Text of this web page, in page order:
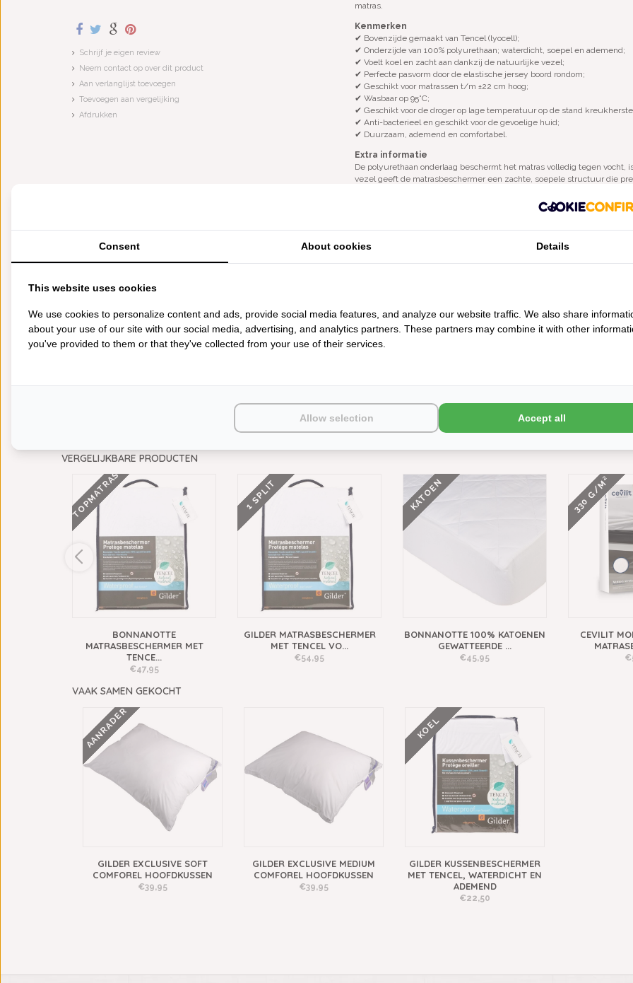
Schrijf je eigen review
Neem contact op over dit product
Aan verlanglijst toevoegen
Toevoegen aan vergelijking
Afdrukken
matras.
Kenmerken
✔ Bovenzijde gemaakt van Tencel (lyocell);
✔ Onderzijde van 100% polyurethaan; waterdicht, soepel en ademend;
✔ Voelt koel en zacht aan dankzij de natuurlijke vezel;
✔ Perfecte pasvorm door de elastische jersey boord rondom;
✔ Geschikt voor matrassen t/m ±22 cm hoog;
✔ Wasbaar op 95°C;
✔ Geschikt voor de droger op lage temperatuur op de stand
✔ Anti-bacterieel en geschikt voor de gevoelige huid;
✔ Duurzaam, ademend en comfortabel.
Extra informatie
De polyurethaan onderlaag beschermt het matras volledig tegen
vezel geeft de matrasbeschermer een zachte, soepele structuur die
Wassen op 95°C; geschikt voor de droger op lage temperatuur op de
Er is momenteel sprake van een overgangsfase in de verpakking van
naam Gilder als de nieuwe verpakking met de naam Bonnanotte erop
onverminderd hoogstaand en identiek aan wat u gewend bent van
VERGELIJKBARE PRODUCTEN
TOPMATRAS
BONNANOTTE
MATRASBESCHERMER MET
TENCE...
€47,95
1 SPLIT
GILDER MATRASBESCHERMER
MET TENCEL VO...
€54,95
KATOEN
BONNANOTTE 100% KATOENEN
GEWATTEERDE ...
€45,95
330 G/M²
CEVILIT
VAAK SAMEN GEKOCHT
AANRADER
GILDER EXCLUSIVE SOFT
COMFOREL HOOFDKUSSEN
€39,95
GILDER EXCLUSIVE MEDIUM
COMFOREL HOOFDKUSSEN
€39,95
KOEL
GILDER KUSSENBESCHERMER
MET TENCEL, WATERDICHT EN
ADEMEND
€22,50
Consent About cookies Details
This website uses cookies
We use cookies to personalize content and ads, provide social media features, and analyze our website traffic. We also share
about your use of our site with our social media, advertising, and analytics partners. These partners may combine it with other
you've provided to them or that they've collected from your use of their services.
Allow selection Accept all